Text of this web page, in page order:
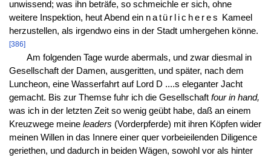
unwissend; was ihn beträfe, so schmeichle er sich, ohne
weitere Inspektion, heut Abend ein natürlicheres
Kameel
herzustellen, als irgendwo eins in der Stadt umhergehen könne.
[386]
Am folgenden Tage wurde abermals, und zwar diesmal in
Gesellschaft der Damen, ausgeritten, und später, nach dem
Luncheon, eine Wasserfahrt auf Lord D ....s eleganter Jacht
gemacht. Bis zur Themse fuhr ich die Gesellschaft four in hand,
was ich in der letzten Zeit so wenig geübt habe, daß an einem
Kreuzwege meine leaders (Vorderpferde) mit ihren Köpfen wider
meinen Willen in das Innere einer quer vorbeieilenden Diligence
geriethen, und dadurch in beiden Wägen, sowohl vor als hinter